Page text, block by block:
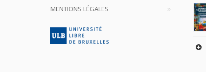
MENTIONS LÉGALES